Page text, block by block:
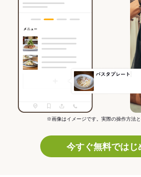
※画像はイメージです。実際の操作方法と
今すぐ無料ではじ